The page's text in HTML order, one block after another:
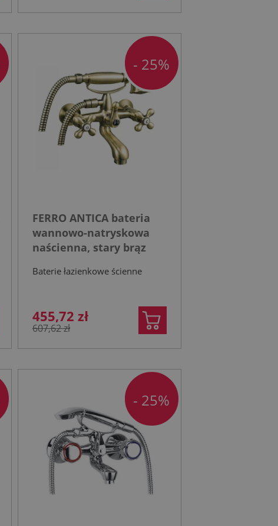
FERRO ANTICA bateria
wannowo-natryskowa
naścienna, stary brąz
Baterie łazienkowe ścienne
455,72 zł
607,62 zł
- 25%
- 25%